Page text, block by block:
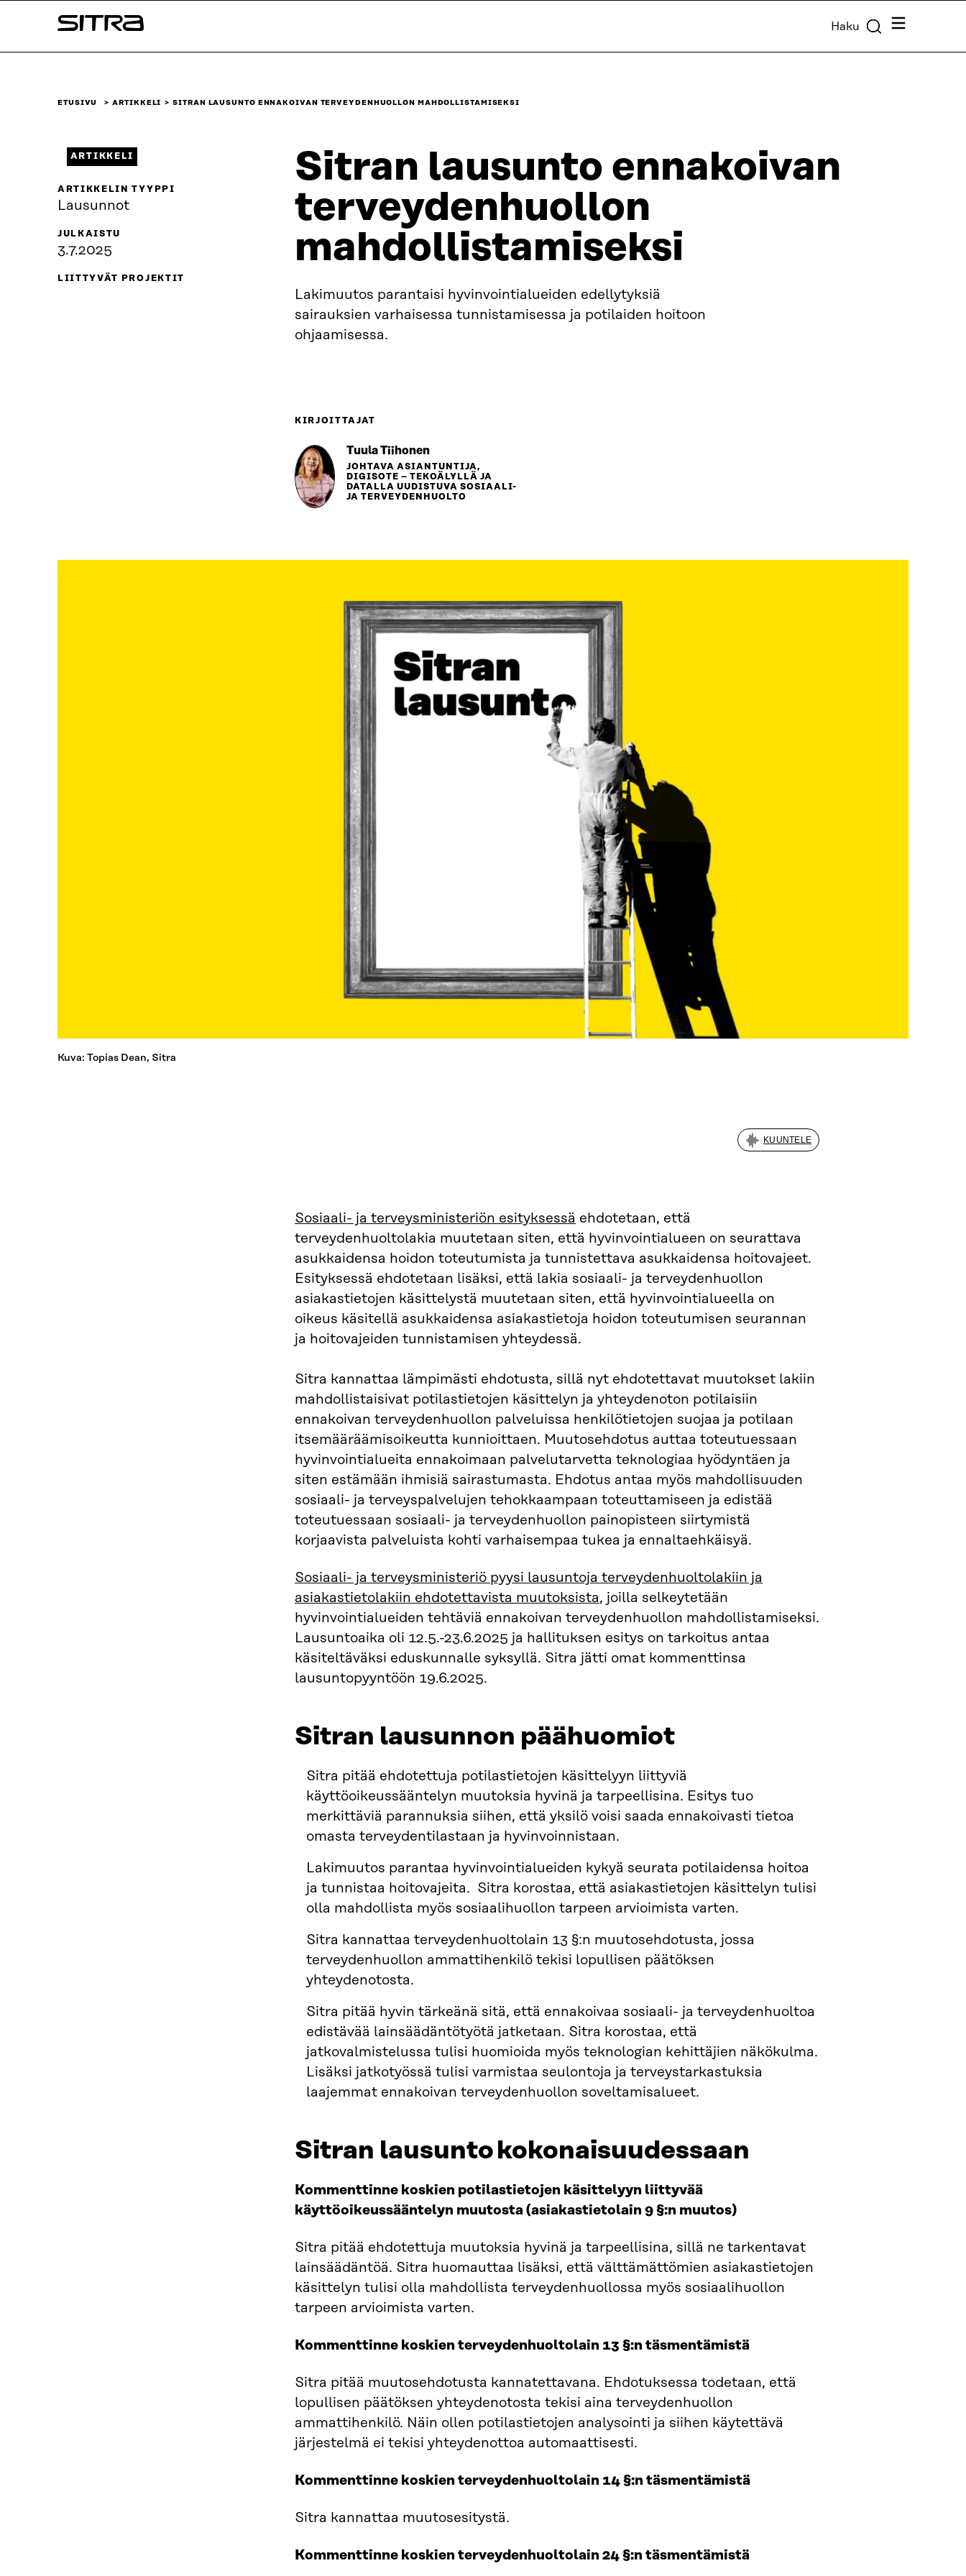
sisältöön
Sitra Haku Valikko
ETUSIVU ARTIKKELI SITRAN LAUSUNTO ENNAKOIVAN TERVEYDENHUOLLON MAHDOLLISTAMISEKSI
Sitran lausunto ennakoivan
terveydenhuollon
mahdollistamiseksi
Lakimuutos parantaisi hyvinvointialueiden edellytyksiä
sairauksien varhaisessa tunnistamisessa ja potilaiden hoitoon
ohjaamisessa.
ARTIKKELI
ARTIKKELIN TYYPPI
Lausunnot
JULKAISTU
3.7.2025
LIITTYVÄT PROJEKTIT
KIRJOITTAJAT
Tuula Tiihonen
JOHTAVA ASIANTUNTIJA,
DIGISOTE – TEKOÄLYLLÄ JA
DATALLA UUDISTUVA SOSIAALI-
JA TERVEYDENHUOLTO
Kuva: Topias Dean, Sitra
KUUNTELE
Sosiaali- ja terveysministeriön esityksessä ehdotetaan, että
terveydenhuoltolakia muutetaan siten, että hyvinvointialueen on seurattava
asukkaidensa hoidon toteutumista ja tunnistettava asukkaidensa hoitovajeet.
Esityksessä ehdotetaan lisäksi, että lakia sosiaali- ja terveydenhuollon
asiakastietojen käsittelystä muutetaan siten, että hyvinvointialueella on
oikeus käsitellä asukkaidensa asiakastietoja hoidon toteutumisen seurannan
ja hoitovajeiden tunnistamisen yhteydessä.
Sitra kannattaa lämpimästi ehdotusta, sillä nyt ehdotettavat muutokset lakiin
mahdollistaisivat potilastietojen käsittelyn ja yhteydenoton potilaisiin
ennakoivan terveydenhuollon palveluissa henkilötietojen suojaa ja potilaan
itsemääräämisoikeutta kunnioittaen. Muutosehdotus auttaa toteutuessaan
hyvinvointialueita ennakoimaan palvelutarvetta teknologiaa hyödyntäen ja
siten estämään ihmisiä sairastumasta. Ehdotus antaa myös mahdollisuuden
sosiaali- ja terveyspalvelujen tehokkaampaan toteuttamiseen ja edistää
toteutuessaan sosiaali- ja terveydenhuollon painopisteen siirtymistä
korjaavista palveluista kohti varhaisempaa tukea ja ennaltaehkäisyä.
Sosiaali- ja terveysministeriö pyysi lausuntoja terveydenhuoltolakiin ja
asiakastietolakiin ehdotettavista muutoksista, joilla selkeytetään
hyvinvointialueiden tehtäviä ennakoivan terveydenhuollon mahdollistamiseksi.
Lausuntoaika oli 12.5.-23.6.2025 ja hallituksen esitys on tarkoitus antaa
käsiteltäväksi eduskunnalle syksyllä. Sitra jätti omat kommenttinsa
lausuntopyyntöön 19.6.2025.
Sitran lausunnon päähuomiot
Sitra pitää ehdotettuja potilastietojen käsittelyyn liittyviä
käyttöoikeussääntelyn muutoksia hyvinä ja tarpeellisina. Esitys tuo
merkittäviä parannuksia siihen, että yksilö voisi saada ennakoivasti tietoa
omasta terveydentilastaan ja hyvinvoinnistaan.
Lakimuutos parantaa hyvinvointialueiden kykyä seurata potilaidensa hoitoa
ja tunnistaa hoitovajeita. Sitra korostaa, että asiakastietojen käsittelyn tulisi
olla mahdollista myös sosiaalihuollon tarpeen arvioimista varten.
Sitra kannattaa terveydenhuoltolain 13 §:n muutosehdotusta, jossa
terveydenhuollon ammattihenkilö tekisi lopullisen päätöksen
yhteydenotosta.
Sitra pitää hyvin tärkeänä sitä, että ennakoivaa sosiaali- ja terveydenhuoltoa
edistävää lainsäädäntötyötä jatketaan. Sitra korostaa, että
jatkovalmistelussa tulisi huomioida myös teknologian kehittäjien näkökulma.
Lisäksi jatkotyössä tulisi varmistaa seulontoja ja terveystarkastuksia
laajemmat ennakoivan terveydenhuollon soveltamisalueet.
Sitran lausunto kokonaisuudessaan
Kommenttinne koskien potilastietojen käsittelyyn liittyvää
käyttöoikeussääntelyn muutosta (asiakastietolain 9 §:n muutos)
Sitra pitää ehdotettuja muutoksia hyvinä ja tarpeellisina, sillä ne tarkentavat
lainsäädäntöä. Sitra huomauttaa lisäksi, että välttämättömien asiakastietojen
käsittelyn tulisi olla mahdollista terveydenhuollossa myös sosiaalihuollon
tarpeen arvioimista varten.
Kommenttinne koskien terveydenhuoltolain 13 §:n täsmentämistä
Sitra pitää muutosehdotusta kannatettavana. Ehdotuksessa todetaan, että
lopullisen päätöksen yhteydenotosta tekisi aina terveydenhuollon
ammattihenkilö. Näin ollen potilastietojen analysointi ja siihen käytettävä
järjestelmä ei tekisi yhteydenottoa automaattisesti.
Kommenttinne koskien terveydenhuoltolain 14 §:n täsmentämistä
Sitra kannattaa muutosesitystä.
Kommenttinne koskien terveydenhuoltolain 24 §:n täsmentämistä